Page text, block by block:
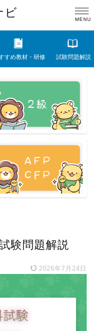
ビ
すめ教材・研修 試験問題解説
験問題解説
2026年7月24日